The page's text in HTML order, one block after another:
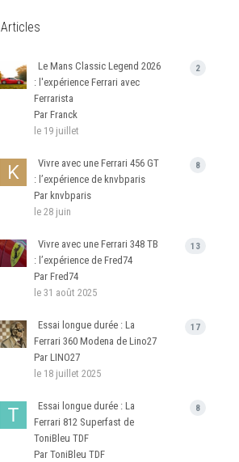
Articles
2
Le Mans Classic Legend 2026
: l'expérience Ferrari avec
Ferrarista
Par Franck
le 19 juillet
8
Vivre avec une Ferrari 456 GT
: l’expérience de knvbparis
Par knvbparis
le 28 juin
13
Vivre avec une Ferrari 348 TB
: l’expérience de Fred74
Par Fred74
le 31 août 2025
17
Essai longue durée : La
Ferrari 360 Modena de Lino27
Par LINO27
le 18 juillet 2025
8
Essai longue durée : La
Ferrari 812 Superfast de
ToniBleu TDF
Par ToniBleu TDF